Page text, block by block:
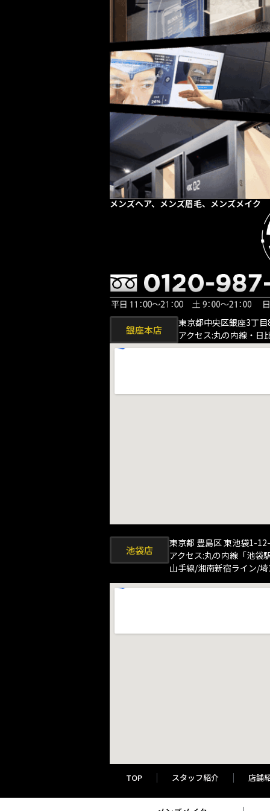
メンズヘア、メンズ眉毛、メンズメイク
銀座本店
東京都中央区銀座3丁
アクセス:丸の内線・日
池袋店
東京都 豊島区 東池袋1-
アクセス:丸の内線「池袋
山手線/湘南新宿ライン/
TOP スタッフ紹介 店舗